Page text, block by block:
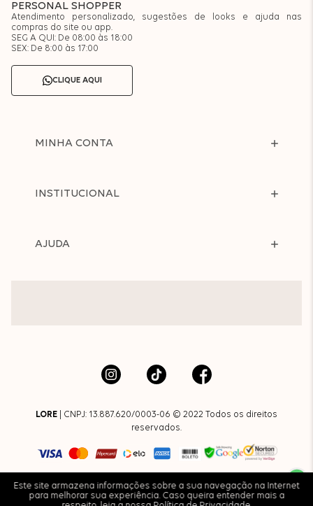
Este site armazena informações sobre a sua navegação na Internet
para melhorar sua experiência. Caso queira entender mais a
PERSONAL SHOPPER
Atendimento personalizado, sugestões de looks e ajuda nas
compras do site ou app.
SEG A QUI: De 08:00 às 18:00
SEX: De 8:00 às 17:00
CLIQUE AQUI
MINHA CONTA
INSTITUCIONAL
AJUDA
LORE | CNPJ: 13.887.620/0003-06 © 2022 Todos os direitos
reservados.